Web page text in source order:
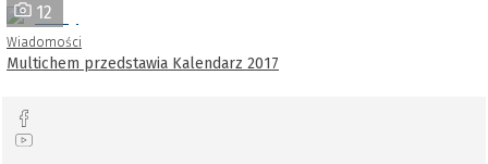
12
Wiadomości
Multichem przedstawia Kalendarz 2017